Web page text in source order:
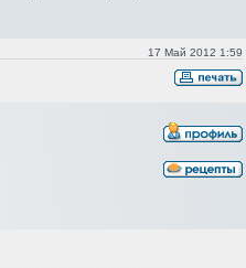
17 Май 2012 1:59